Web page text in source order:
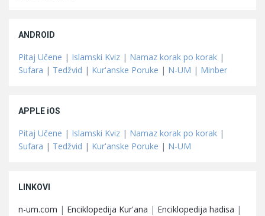
ANDROID
Pitaj Učene | Islamski Kviz | Namaz korak po korak |
Sufara | Tedžvid | Kur'anske Poruke | N-UM | Minber
APPLE iOS
Pitaj Učene | Islamski Kviz | Namaz korak po korak |
Sufara | Tedžvid | Kur'anske Poruke | N-UM
LINKOVI
n-um.com | Enciklopedija Kur'ana | Enciklopedija hadisa |